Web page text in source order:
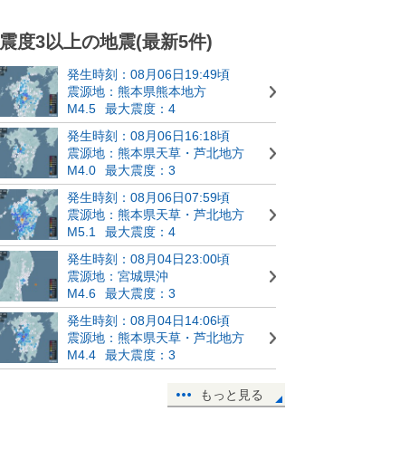
震度3以上の地震(最新5件)
発生時刻：08月06日19:49頃
震源地：熊本県熊本地方
M4.5
最大震度：4
発生時刻：08月06日16:18頃
震源地：熊本県天草・芦北地方
M4.0
最大震度：3
発生時刻：08月06日07:59頃
震源地：熊本県天草・芦北地方
M5.1
最大震度：4
発生時刻：08月04日23:00頃
震源地：宮城県沖
M4.6
最大震度：3
発生時刻：08月04日14:06頃
震源地：熊本県天草・芦北地方
M4.4
最大震度：3
もっと見る